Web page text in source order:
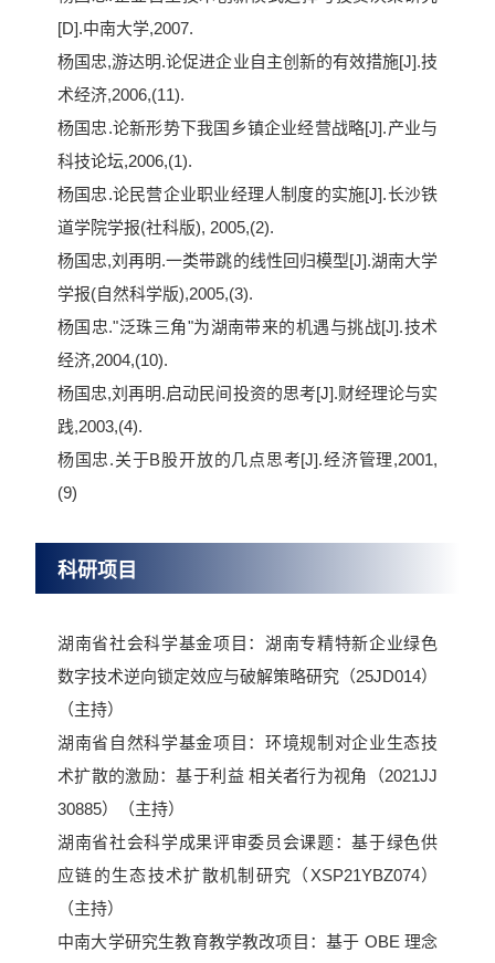
[D].中南大学,2007.
杨国忠,游达明.论促进企业自主创新的有效措施[J].技
术经济,2006,(11).
杨国忠.论新形势下我国乡镇企业经营战略[J].产业与
科技论坛,2006,(1).
杨国忠.论民营企业职业经理人制度的实施[J].长沙铁
道学院学报(社科版), 2005,(2).
杨国忠,刘再明.一类带跳的线性回归模型[J].湖南大学
学报(自然科学版),2005,(3).
杨国忠."泛珠三角"为湖南带来的机遇与挑战[J].技术
经济,2004,(10).
杨国忠,刘再明.启动民间投资的思考[J].财经理论与实
践,2003,(4).
杨国忠.关于B股开放的几点思考[J].经济管理,2001,
(9)
科研项目
湖南省社会科学基金项目：湖南专精特新企业绿色
数字技术逆向锁定效应与破解策略研究（25JD014）
（主持）
湖南省自然科学基金项目：环境规制对企业生态技
术扩散的激励：基于利益 相关者行为视角（2021JJ
30885）（主持）
湖南省社会科学成果评审委员会课题：基于绿色供
应链的生态技术扩散机制研究（XSP21YBZ074）
（主持）
中南大学研究生教育教学教改项目：基于 OBE 理念